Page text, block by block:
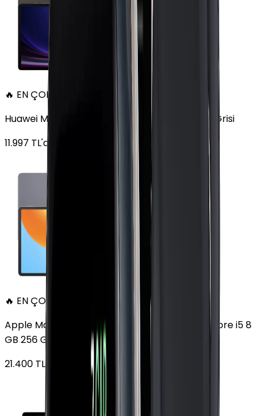
🔥 EN ÇOK SATAN
Huawei MatePad 11.5 128 GB 11.5 inç Wi-Fi Uzay Grisi
11.997 TL'den
🔥 EN ÇOK SATAN
Apple MacBook Air 13" (13-inch, 2020) 1.1 GHz Core i5 8
GB 256 GB Altın
21.400 TL'den başlayan fiyatlar